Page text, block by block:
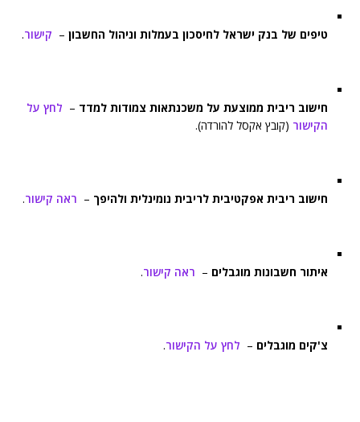
טיפים של בנק ישראל לחיסכון בעמלות וניהול החשבון – קישור.
חישוב ריבית ממוצעת על משכנתאות צמודות למדד – לחץ על
הקישור (קובץ אקסל להורדה).
חישוב ריבית אפקטיבית לריבית נומינלית ולהיפך – ראה קישור.
איתור חשבונות מוגבלים – ראה קישור.
צ'קים מוגבלים – לחץ על הקישור.